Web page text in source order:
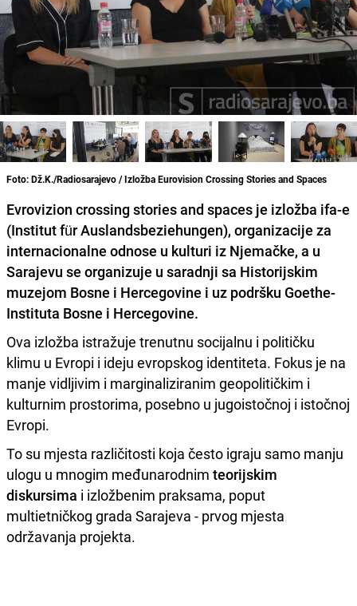
Foto: Dž.K./Radiosarajevo / Izložba Eurovision Crossing Stories and Spaces
Evrovizion crossing stories and spaces je izložba ifa-e
(Institut für Auslandsbeziehungen), organizacije za
internacionalne odnose u kulturi iz Njemačke, a u
Sarajevu se organizuje u saradnji sa Historijskim
muzejom Bosne i Hercegovine i uz podršku Goethe-
Instituta Bosne i Hercegovine.
Ova izložba istražuje trenutnu socijalnu i političku
klimu u Evropi i ideju evropskog identiteta. Fokus je na
manje vidljivim i marginaliziranim geopolitičkim i
kulturnim prostorima, posebno u jugoistočnoj i istočnoj
Evropi.
To su mjesta različitosti koja često igraju samo manju
ulogu u mnogim međunarodnim teorijskim
diskursima i izložbenim praksama, poput
multietničkog grada Sarajeva - prvog mjesta
održavanja projekta.